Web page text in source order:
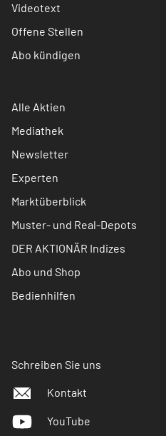
Videotext
Offene Stellen
Abo kündigen
Alle Aktien
Mediathek
Newsletter
Experten
Marktüberblick
Muster- und Real-Depots
DER AKTIONÄR Indizes
Abo und Shop
Bedienhilfen
Schreiben Sie uns
Kontakt
YouTube